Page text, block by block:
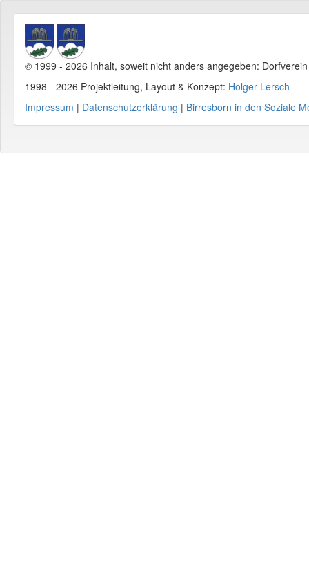
© 1999 - 2026 Inhalt, soweit nicht anders angegeben:
1998 - 2026 Projektleitung, Layout & Konzept: Holger Lersch
Impressum | Datenschutzerklärung | Birresborn in den Soziale